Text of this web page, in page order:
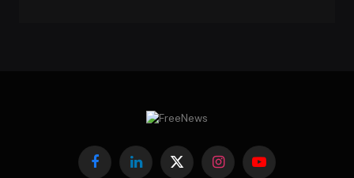
FacebookLinkedInX
InstagramYouTube